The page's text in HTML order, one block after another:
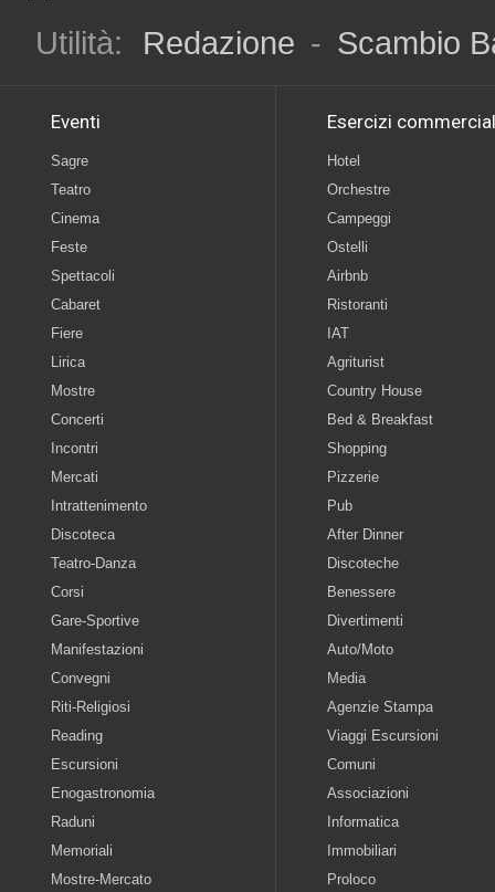
Utilità:
Redazione - Scambio
Eventi
Sagre
Teatro
Cinema
Feste
Spettacoli
Cabaret
Fiere
Lirica
Mostre
Concerti
Incontri
Mercati
Intrattenimento
Discoteca
Teatro-Danza
Corsi
Gare-Sportive
Manifestazioni
Convegni
Riti-Religiosi
Reading
Escursioni
Enogastronomia
Raduni
Memoriali
Mostre-Mercato
Esercizi
Hotel
Orchestre
Campeggi
Ostelli
Airbnb
Ristoranti
IAT
Agriturist
Country House
Bed & Breakfast
Shopping
Pizzerie
Pub
After Dinner
Discoteche
Benessere
Divertimenti
Auto/Moto
Media
Agenzie Stampa
Viaggi Escursioni
Comuni
Associazioni
Informatica
Immobiliari
Proloco